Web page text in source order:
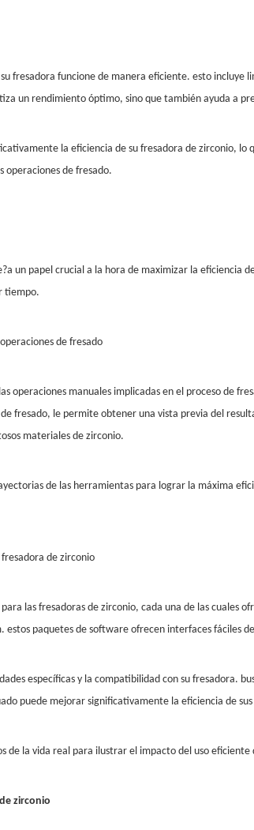
fresadora funcione de manera eficiente. esto incluye
un rendimiento óptimo, sino que también ayuda a
la eficiencia de su fresadora de zirconio,
operaciones de fresado.
un papel crucial a la hora de maximizar la eficiencia
tiempo.
de fresado
operaciones manuales implicadas en el proceso de
fresado, le permite obtener una vista previa del
materiales de zirconio.
de las herramientas para lograr la máxima
de zirconio
las fresadoras de zirconio, cada una de las cuales
paquetes de software ofrecen interfaces fáciles
específicas y la compatibilidad con su
puede mejorar significativamente la eficiencia de
de la vida real para ilustrar el impacto del uso
zirconio